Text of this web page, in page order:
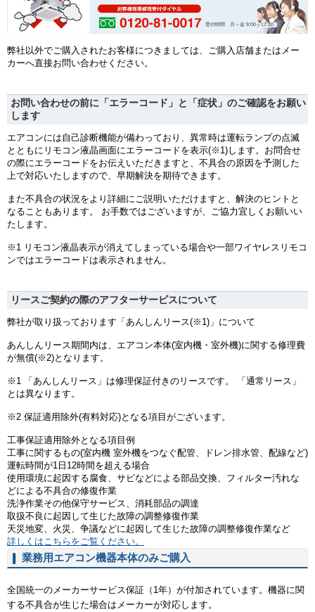
受付時間 月～金 9:00～17:30
弊社以外でご購入されたお客様につきましては、ご購入店舗またはメー
カーへ直接お問い合わせください。
お問い合わせの前に「エラーコード」と「症状」のご確認をお願い
します
エアコンには自己診断機能が備わっており、異常時は運転ランプの点滅
とともにリモコン液晶画面にエラーコードを表示(※1)します。お問合せ
の際にエラーコードをお伝えいただきますと、不具合の原因を予測した
上で対応いたしますので、早期解決を期待できます。
また不具合の状況をより詳細にご説明いただけますと、解決のヒントと
なることもあります。 お手数ではございますが、ご協力宜しくお願いい
たします。
※1 リモコン液晶表示が消えてしまっている場合や一部ワイヤレスリモコ
ンではエラーコードは表示されません。
リースご契約の際のアフターサービスについて
弊社が取り扱っております「あんしんリース(※1)」について
あんしんリース期間内は、エアコン本体(室内機・室外機)に関する修理費
が無償(※2)となります。
※1 「あんしんリース」は修理保証付きのリースです。 「通常リース」
とは異なります。
※2 保証適用除外(有料対応)となる項目がございます。
工事保証適用除外となる項目例
工事に関するもの(室内機 室外機をつなぐ配管、ドレン排水管、配線など)
運転時間が1日12時間を超える場合
使用環境に起因する腐食、サビなどによる部品交換、フィルター汚れな
どによる不具合の修復作業
洗浄作業その他保守サービス、消耗部品の調達
取扱不良に起因して生じた故障の調整修復作業
天災地変、火災、争議などに起因して生じた故障の調整修復作業など
詳しくはこちらをご覧ください。
業務用エアコン機器本体のみご購入
全国統一のメーカーサービス保証（1年）が付加されています。機器に関
する不具合が生じた場合はメーカーが対応します。